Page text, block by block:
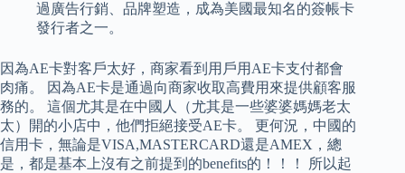
過廣告行銷、品牌塑造，成為美國最知名的簽帳卡
發行者之一。
因為AE卡對客戶太好，商家看到用戶用AE卡支付都會
肉痛。 因為AE卡是通過向商家收取高費用來提供顧客服
務的。 這個尤其是在中國人（尤其是一些婆婆媽媽老太
太）開的小店中，他們拒絕接受AE卡。 更何況，中國的
信用卡，無論是VISA,MASTERCARD還是AMEX，總
是，都是基本上沒有之前提到的benefits的！！！ 所以起